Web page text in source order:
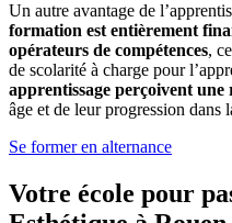
Un autre avantage de
formation est entièrement
opérateurs de compétences,
de scolarité à charge pour
apprentissage perçoivent
âge et de leur progression dans
Se former en alternance
Votre école pour